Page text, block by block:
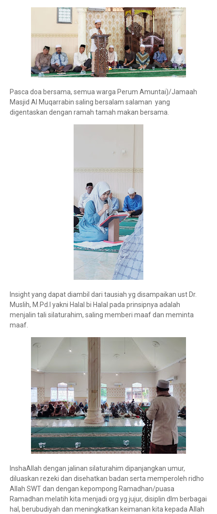
Pasca doa bersama, semua warga Perum Amuntai)/Jamaah
Masjid Al Muqarrabin saling bersalam salaman yang
digentaskan dengan ramah tamah makan bersama.
Insight yang dapat diambil dari tausiah yg disampaikan ust Dr.
Muslih, M.Pd.I yakni Halal bi Halal pada prinsipnya adalah
menjalin tali silaturahim, saling memberi maaf dan meminta
maaf.
InshaAllah dengan jalinan silaturahim dipanjangkan umur,
diluaskan rezeki dan disehatkan badan serta memperoleh ridho
Allah SWT dan dengan kepompong Ramadhan/puasa
Ramadhan melatih kita menjadi org yg jujur, disiplin dlm berbagai
hal, berubudiyah dan meningkatkan keimanan kita kepada Allah